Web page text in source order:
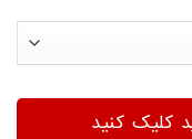
کلیک کنید